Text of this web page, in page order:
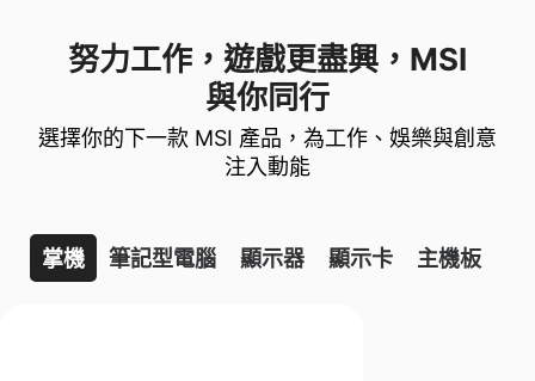
努力工作，遊戲更盡興，MSI
與你同行
選擇你的下一款 MSI 產品，為工作、娛樂與創意
注入動能
掌機 筆記型電腦 顯示器 顯示卡 主機板